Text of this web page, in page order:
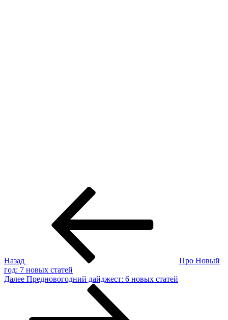
Назад
Про Новый
год: 7 новых статей
Следующая
Далее Предновогодний дайджест: 6 новых статей